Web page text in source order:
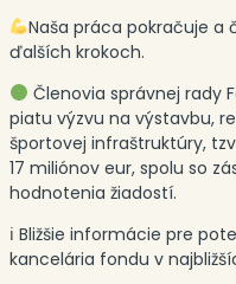
Naša práca pokračuje a
ďalších krokoch.
Členovia správnej rady
piatu výzvu na výstavbu,
športovej infraštruktúry,
17 miliónov eur, spolu so
hodnotenia žiadostí.
ℹ Bližšie informácie pre
kancelária fondu v